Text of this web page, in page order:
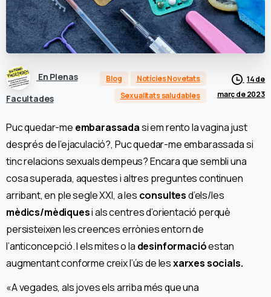
En Plenas
Facultades
Blog
Notícies Novetats
Sexualitats saludables
14 de
març de 2023
Puc quedar-me embarassadasi em rento la vagina just
després de l’ejaculació?, Puc quedar-me embarassada si
tinc relacions sexuals dempeus? Encara que sembli una
cosa superada, aquestes i altres preguntes continuen
arribant, en ple segle XXI, a les consultesd’els/les
mèdics/mèdiquesi als centres d’orientació perquè
persisteixen les creences errònies entorn de
l’anticoncepció. I els mites o la desinformacióestan
augmentant conforme creix l’ús de lesxarxes socials.
«A vegades, als joves els arriba més que una